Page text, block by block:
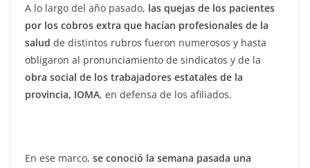
A lo largo del año pasado, las quejas de los pacientes
por los cobros extra que hacían profesionales de la
salud de distintos rubros fueron numerosos y hasta
obligaron al pronunciamiento de sindicatos y de la
obra social de los trabajadores estatales de la
provincia, IOMA, en defensa de los afiliados.
En ese marco, se conoció la semana pasada una